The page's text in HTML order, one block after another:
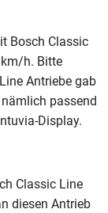
Bosch Classic
h. Bitte
Antriebe gab
passend
Display.
Classic Line
diesen Antrieb